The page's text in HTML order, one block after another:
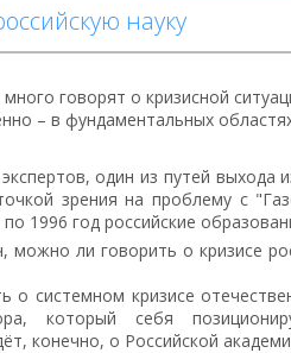
науку
говорят о кризисной
– в фундаментальных
один из путей выхода
зрения на проблему с
1996 год российские
можно ли говорить о кризисе
о системном кризисе
который себя
конечно, о Российской